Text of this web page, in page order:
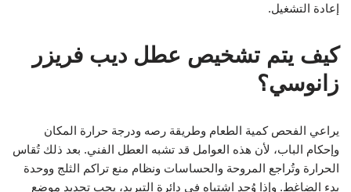
إعادة التشغيل.
كيف يتم تشخيص عطل ديب فريزر
زانوسي؟
يراعي الفحص كمية الطعام وطريقة رصه ودرجة حرارة المكان
وإحكام الباب، لأن هذه العوامل قد تشبه العطل الفني. بعد ذلك تُقاس
الحرارة وتُراجع المروحة والحساسات ونظام منع تراكم الثلج ووحدة
بدء الضاغط. وإذا وُجد اشتباه في دائرة التبريد، يجب تحديد موضع